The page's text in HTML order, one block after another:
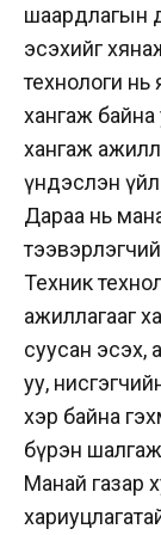
шаардлагын
эсэхийг
технологи
хангаж байна
хангаж
үндэслэн үйл
Дараа нь
Техник
ажиллагааг
суусан эсэх,
уу,
хэр байна
бүрэн шалгаж
Манай газар